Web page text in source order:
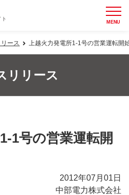
MENU
ース 上越火力発電所1-1号の営業運転開
リリース
1号の営業運転開
2012年07月01日
中部電力株式会社